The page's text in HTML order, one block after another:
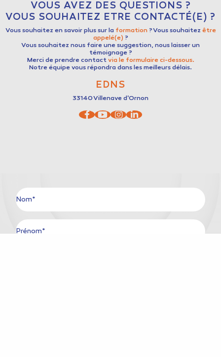
VOUS AVEZ DES QUESTIONS ?
VOUS SOUHAITEZ ETRE CONTACTÉ(E) ?
Vous souhaitez en savoir plus sur laformation ? Vous souhaitez être
appelé(e)?
Vous souhaitez nous faire une suggestion, nous laisser un
témoignage ?
Merci de prendre contactvia le formulaire ci-dessous.
Notre équipe vous répondra dans les meilleurs délais.
EDNS
33140Villenave d'Ornon
Nom*
Prénom*